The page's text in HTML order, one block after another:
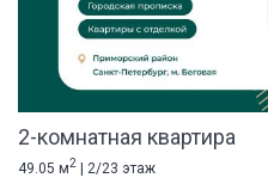
2-комнатная квартира
49.05 м2 | 2/23 этаж